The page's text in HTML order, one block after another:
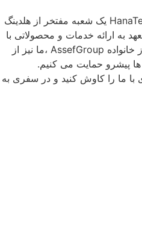
مجموعه تجهیزات دندانپزشکی HanaTeb یک شعبه مفتخر از هلدینگ
ارائه خدمات و محصولاتی با
کیفیت هستیم. به عنوان بخشی از خانواده AssefGroup ،ما نیز از
پیشرو حمایت می کنیم.
ما را کاوش کنید و در سفری به